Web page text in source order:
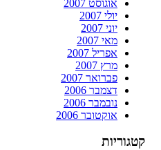
אוגוסט 2007
יולי 2007
יוני 2007
מאי 2007
אפריל 2007
מרץ 2007
פברואר 2007
דצמבר 2006
נובמבר 2006
אוקטובר 2006
קטגוריות